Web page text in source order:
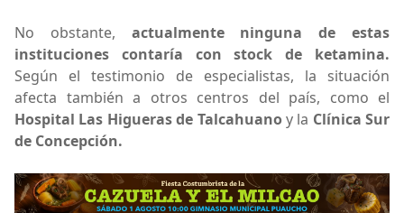
No obstante, actualmente ninguna de estas
instituciones contaría con stock de ketamina.
Según el testimonio de especialistas, la situación
afecta también a otros centros del país, como el
Hospital Las Higueras de Talcahuanoy la Clínica Sur
de Concepción.